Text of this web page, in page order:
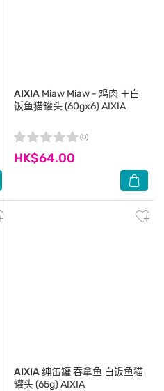
AIXIA Miaw Miaw - 鸡肉 ＋白
饭鱼猫罐头 (60gx6) AIXIA
HK$64.00
(0)
AIXIA纯缶罐 吞拿鱼 白饭鱼猫
罐头 (65g) AIXIA